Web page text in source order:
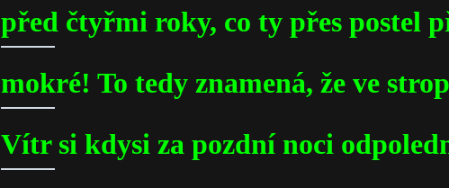
před čtyřmi roky, co ty přes postel
mokré! To tedy znamená, že ve
Vítr si kdysi za pozdní noci